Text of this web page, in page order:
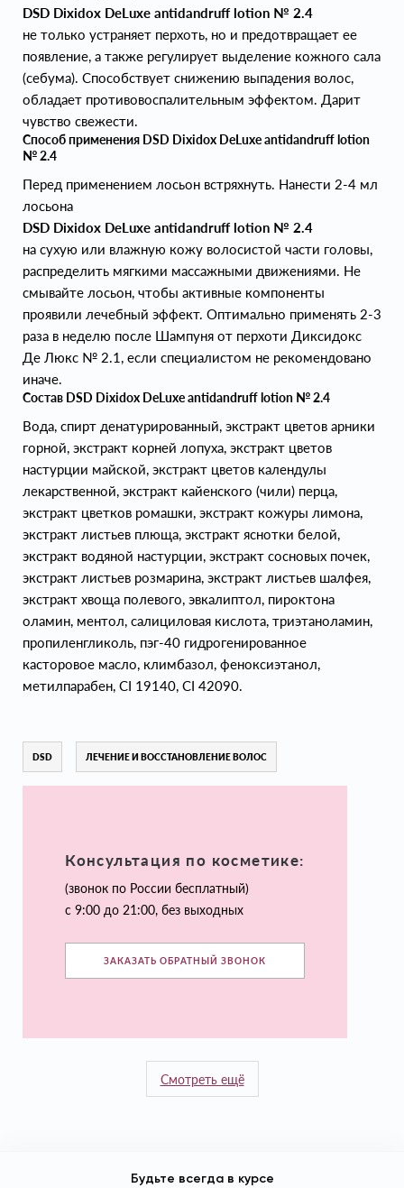
DSD Dixidox DeLuxe antidandruff lotion № 2.4
не только устраняет перхоть, но и предотвращает ее
появление, а также регулирует выделение кожного сала
(себума). Способствует снижению выпадения волос,
обладает противовоспалительным эффектом. Дарит
чувство свежести.
Способ применения DSD Dixidox DeLuxe antidandruff lotion
№ 2.4
Перед применением лосьон встряхнуть. Нанести 2-4 мл
лосьона
DSD Dixidox DeLuxe antidandruff lotion № 2.4
на сухую или влажную кожу волосистой части головы,
распределить мягкими массажными движениями. Не
смывайте лосьон, чтобы активные компоненты
проявили лечебный эффект. Оптимально применять 2-3
раза в неделю после Шампуня от перхоти Диксидокс
Де Люкс № 2.1, если специалистом не рекомендовано
иначе.
Состав DSD Dixidox DeLuxe antidandruff lotion № 2.4
Вода, спирт денатурированный, экстракт цветов арники
горной, экстракт корней лопуха, экстракт цветов
настурции майской, экстракт цветов календулы
лекарственной, экстракт кайенского (чили) перца,
экстракт цветков ромашки, экстракт кожуры лимона,
экстракт листьев плюща, экстракт яснотки белой,
экстракт водяной настурции, экстракт сосновых почек,
экстракт листьев розмарина, экстракт листьев шалфея,
экстракт хвоща полевого, эвкалиптол, пироктона
оламин, ментол, салициловая кислота, триэтаноламин,
пропиленгликоль, пэг-40 гидрогенированное
касторовое масло, климбазол, феноксиэтанол,
метилпарабен, CI 19140, СI 42090.
DSD ЛЕЧЕНИЕ И ВОССТАНОВЛЕНИЕ ВОЛОС
Консультация по косметике:
(звонок по России бесплатный)
с 9:00 до 21:00, без выходных
ЗАКАЗАТЬ ОБРАТНЫЙ ЗВОНОК
Смотреть ещё
Будьте всегда в курсе